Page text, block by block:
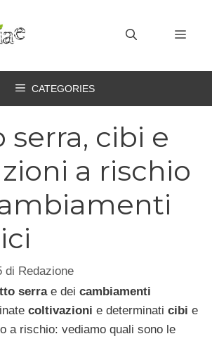
CATEGORIES
serra, cibi e
a rischio
di Redazione
serrae dei cambiamenti
coltivazioni e determinati cibi e
a rischio: vediamo quali sono le